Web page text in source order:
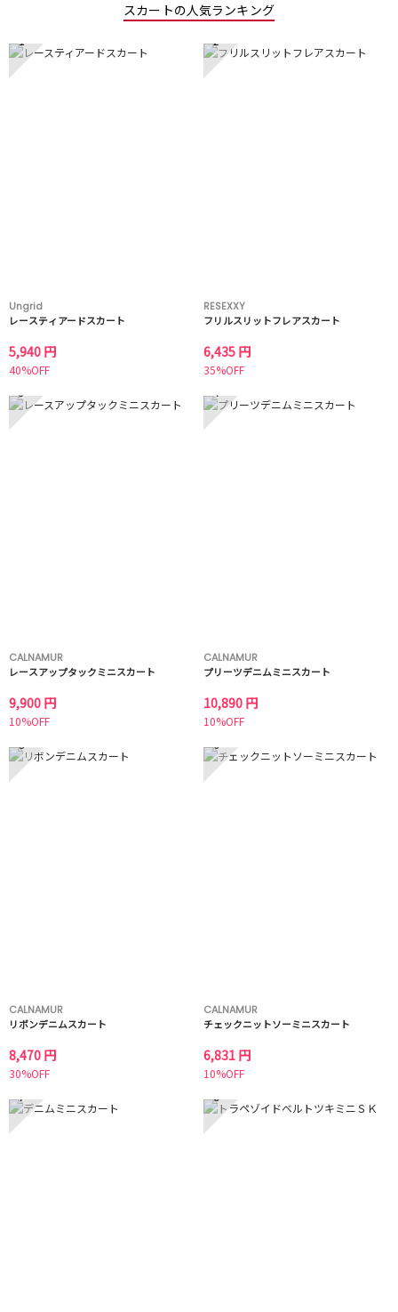
スカートの人気ランキング
1
Ungrid
レースティアードスカート
5,940 円
40%OFF
2
RESEXXY
フリルスリットフレアスカート
6,435 円
35%OFF
3
CALNAMUR
レースアップタックミニスカート
9,900 円
10%OFF
4
CALNAMUR
プリーツデニムミニスカート
10,890 円
10%OFF
5
CALNAMUR
リボンデニムスカート
8,470 円
30%OFF
6
CALNAMUR
チェックニットソーミニスカート
6,831 円
10%OFF
7 8